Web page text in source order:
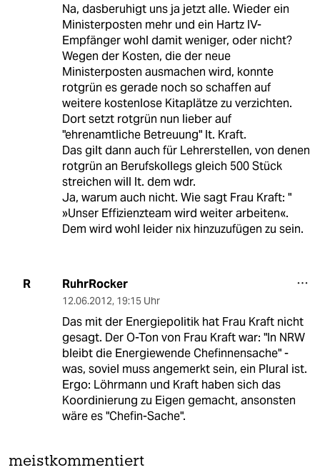
Na, dasberuhigt uns ja jetzt alle. Wieder ein
Ministerposten mehr und ein Hartz IV-
Empfänger wohl damit weniger, oder nicht?
Wegen der Kosten, die der neue
Ministerposten ausmachen wird, konnte
rotgrün es gerade noch so schaffen auf
weitere kostenlose Kitaplätze zu verzichten.
Dort setzt rotgrün nun lieber auf
"ehrenamtliche Betreuung" lt. Kraft.
Das gilt dann auch für Lehrerstellen, von denen
rotgrün an Berufskollegs gleich 500 Stück
streichen will lt. dem wdr.
Ja, warum auch nicht. Wie sagt Frau Kraft: "
»Unser Effizienzteam wird weiter arbeiten«.
Dem wird wohl leider nix hinzuzufügen zu sein.
R RuhrRocker
12.06.2012, 19:15 Uhr
Das mit der Energiepolitik hat Frau Kraft nicht
gesagt. Der O-Ton von Frau Kraft war: "In NRW
bleibt die Energiewende Chefinnensache" -
was, soviel muss angemerkt sein, ein Plural ist.
Ergo: Löhrmann und Kraft haben sich das
Koordinierung zu Eigen gemacht, ansonsten
wäre es "Chefin-Sache".
meistkommentiert